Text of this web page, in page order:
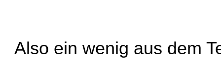
Also ein wenig aus dem